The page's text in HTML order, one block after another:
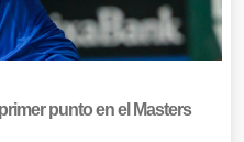
punto en el Masters